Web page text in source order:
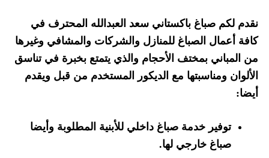
نقدم لكم صباغ باكستاني سعد العبدالله المحترف في
كافة أعمال الصباغ للمنازل والشركات والمشافي وغيرها
من المباني بمختف الأحجام والذي يتمتع بخبرة في تناسق
الألوان ومناسبتها مع الديكور المستخدم من قبل ويقدم
أيضا:
توفير خدمة صباغ داخلي للأبنية المطلوبة وأيضا
صباغ خارجي لها.